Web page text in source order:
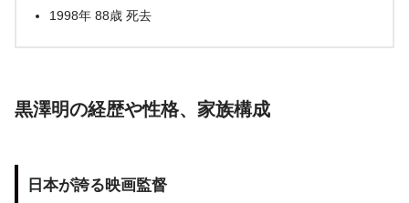
1998年 88歳 死去
黒澤明の経歴や性格、家族構成
日本が誇る映画監督